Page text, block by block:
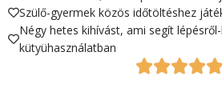
Szülő-gyermek közös időtöltéshez
Négy hetes kihívást, ami segít
kütyühasználatban